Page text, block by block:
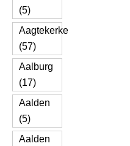
(5)
Aagtekerke
(57)
Aalburg
(17)
Aalden
(5)
Aalden